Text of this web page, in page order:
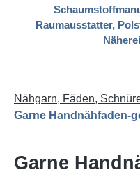
Raumausstatter,
Nähgarn, Fäden,
Garne Handnähfaden-
Garne